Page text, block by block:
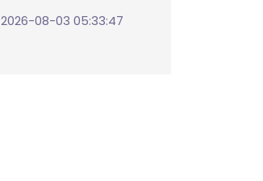
2026-08-03 05:33:47